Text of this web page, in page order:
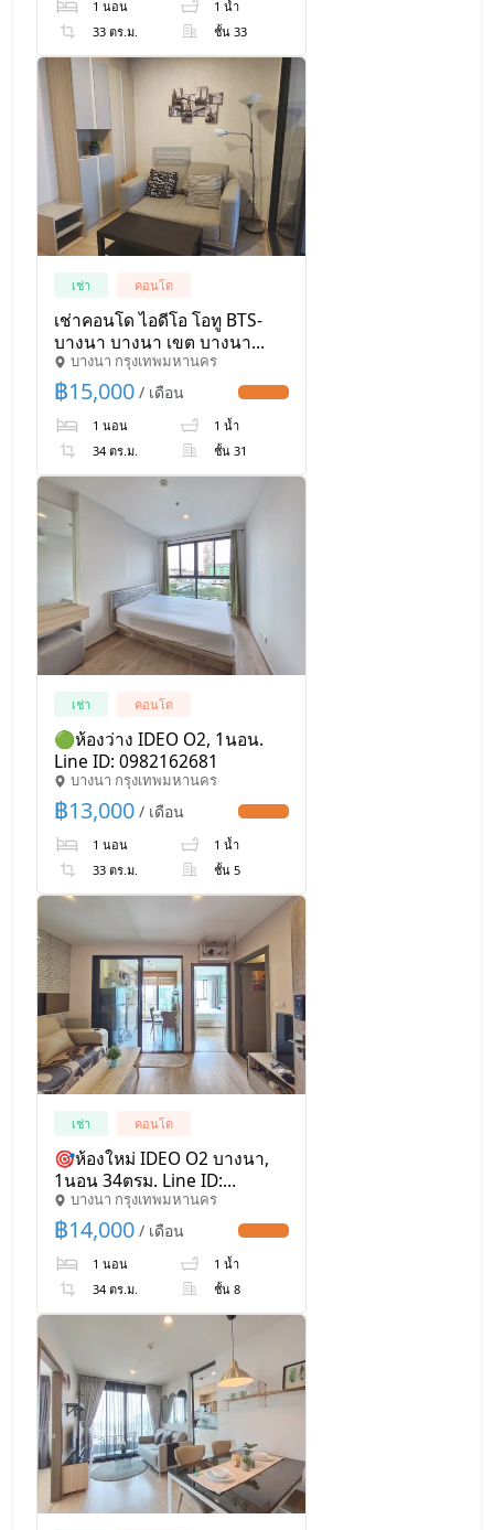
1 นอน
1 น้ำ
33 ตร.ม.
ชั้น 33
เช่า คอนโด
เช่าคอนโด ไอดีโอ โอทู BTS-
บางนา บางนา เขต บางนา
กรุงเทพ CX-11580 ✅ ทักไลน์
@connexproperty ตอบทันที
ทีมงานมืออาชีพ ✅
บางนา กรุงเทพมหานคร
฿15,000 / เดือน
1 นอน
1 น้ำ
34 ตร.ม.
ชั้น 31
เช่า คอนโด
🟢ห้องว่าง IDEO O2, 1นอน.
Line ID: 0982162681
บางนา กรุงเทพมหานคร
฿13,000 / เดือน
1 นอน
1 น้ำ
33 ตร.ม.
ชั้น 5
เช่า คอนโด
🎯ห้องใหม่ IDEO O2 บางนา,
1นอน 34ตรม. Line ID:
0982162681
บางนา กรุงเทพมหานคร
฿14,000 / เดือน
1 นอน
1 น้ำ
34 ตร.ม.
ชั้น 8